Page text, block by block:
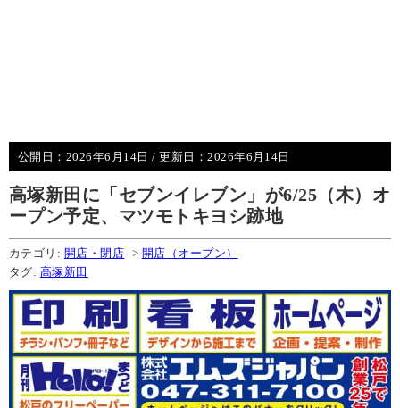
公開日： 2026年6月14日 / 更新日：2026年6月14日
高塚新田に「セブンイレブン」が6/25（木）オ
ープン予定、マツモトキヨシ跡地
カテゴリ: 開店・閉店 > 開店（オープン）
タグ: 高塚新田